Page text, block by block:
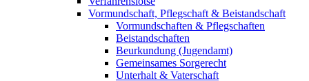
Vormundschaft, Pflegschaft & Beistandschaft
Vormundschaften & Pflegschaften
Beistandschaften
Beurkundung (Jugendamt)
Gemeinsames Sorgerecht
Unterhalt & Vaterschaft